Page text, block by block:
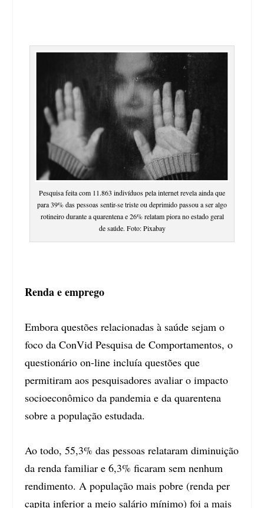
Pesquisa feita com 11.863 indivíduos pela internet revela ainda que
para 39% das pessoas sentir-se triste ou deprimido passou a ser algo
rotineiro durante a quarentena e 26% relatam piora no estado geral
de saúde. Foto: Pixabay
Renda e emprego
Embora questões relacionadas à saúde sejam o
foco da ConVid Pesquisa de Comportamentos, o
questionário on-line incluía questões que
permitiram aos pesquisadores avaliar o impacto
socioeconômico da pandemia e da quarentena
sobre a população estudada.
Ao todo, 55,3% das pessoas relataram diminuição
da renda familiar e 6,3% ficaram sem nenhum
rendimento. A população mais pobre (renda per
capita inferior a meio salário mínimo) foi a mais